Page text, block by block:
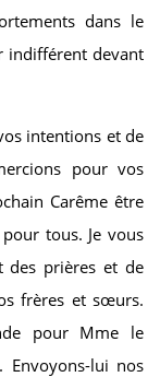
dans le
indifférent devant
intentions et de
pour vos
Carême être
tous. Je vous
des prières et de
frères et sœurs.
pour Mme le
Envoyons-lui nos